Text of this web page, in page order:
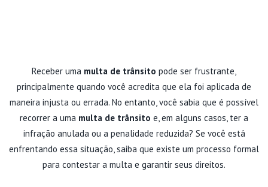
Receber uma multa de trânsito pode ser frustrante,
principalmente quando você acredita que ela foi aplicada de
maneira injusta ou errada. No entanto, você sabia que é possível
recorrer a uma multa de trânsito e, em alguns casos, ter a
infração anulada ou a penalidade reduzida? Se você está
enfrentando essa situação, saiba que existe um processo formal
para contestar a multa e garantir seus direitos.